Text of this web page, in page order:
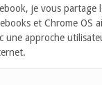
je vous partage
et Chrome OS
une approche